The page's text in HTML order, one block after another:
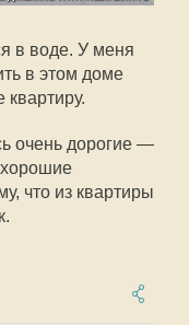
в воде. У меня
в этом доме
очень дорогие —
что из квартиры